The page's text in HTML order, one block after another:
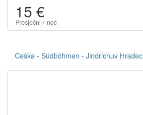
15 €
Prosječni / noć
Ceška - Südböhmen - Jindrichuv Hradec